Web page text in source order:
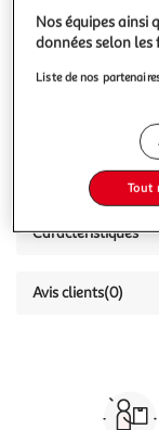
Vous
Description
Caractéristiques
Avis clients(0)
Nos équipes ainsi
données selon les
Liste de nos
Tout